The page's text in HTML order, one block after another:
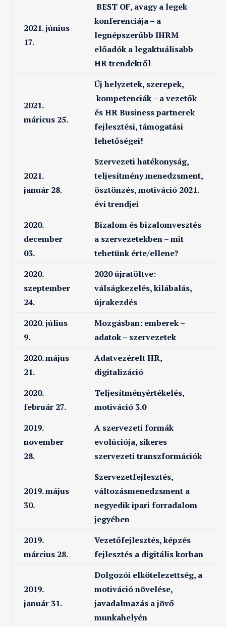
2021. június
17.
BEST OF, avagy a legek
konferenciája – a
legnépszerűbb IHRM
előadók a legaktuálisabb
HR trendekről
2021.
máricus 25.
Új helyzetek, szerepek,
kompetenciák – a vezetők
és HR Business partnerek
fejlesztési, támogatási
lehetőségei!
2021.
január 28.
Szervezeti hatékonyság,
teljesítmény menedzsment,
ösztönzés, motiváció 2021.
évi trendjei
2020.
december
03.
Bizalom és bizalomvesztés
a szervezetekben – mit
tehetünk érte/ellene?
2020.
szeptember
24.
2020 újratöltve:
válságkezelés, kilábalás,
újrakezdés
2020. július
9.
Mozgásban: emberek –
adatok – szervezetek
2020. május
21.
Adatvezérelt HR,
digitalizáció
2020.
február 27.
Teljesítményértékelés,
motiváció 3.0
2019.
november
28.
A szervezeti formák
evolúciója, sikeres
szervezeti transzformációk
2019. május
30.
Szervezetfejlesztés,
változásmenedzsment a
negyedik ipari forradalom
jegyében
2019.
március 28.
Vezetőfejlesztés, képzés
fejlesztés a digitális korban
2019.
január 31.
Dolgozói elkötelezettség, a
motiváció növelése,
javadalmazás a jövő
munkahelyén